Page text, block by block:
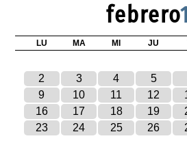
febrero
LU MA MI JU
2
3 4 5
9
10 11 12
16
17 18 19
23
24 25 26